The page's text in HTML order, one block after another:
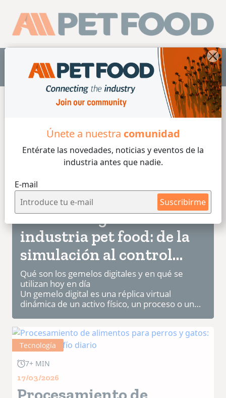
Únete a nuestra comunidad
Entérate las novedades, noticias y eventos de la
industria antes que nadie.
E-mail
Suscribirme
ES
Tecnología
PorMaria Candelaria Carbajo
07/04/2026
Gemelos digitales en la
industria pet food: de la
simulación al control
predictivo
Qué son los gemelos digitales y en qué se
utilizan hoy en día
Un gemelo digital es una réplica virtual
dinámica de un activo físico, un proceso o un
Tecnología
7+ MIN
17/03/2026